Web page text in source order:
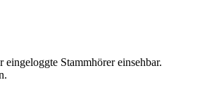
Stammhörer einsehbar.